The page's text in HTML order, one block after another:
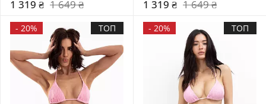
1 319 ₴ 1 649 ₴ 1 319 ₴ 1 649 ₴
- 20% ТОП - 20% ТОП